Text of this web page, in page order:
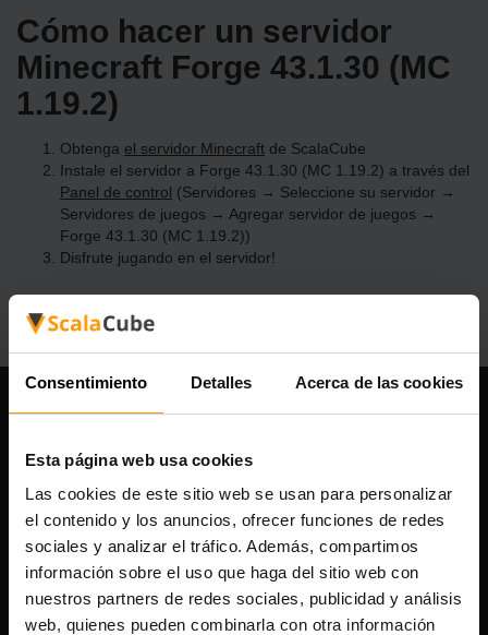
Consentimiento Detalles Acerca de las cookies
Esta página web usa cookies
Las cookies de este sitio web se usan para personalizar
el contenido y los anuncios, ofrecer funciones de redes
sociales y analizar el tráfico. Además, compartimos
información sobre el uso que haga del sitio web con
nuestros partners de redes sociales, publicidad y análisis
web, quienes pueden combinarla con otra información
Cómo hacer un servidor
Minecraft Forge 43.1.30 (MC
1.19.2)
Obtenga el servidor Minecraft de ScalaCube
Instale el servidor a Forge 43.1.30 (MC 1.19.2) a través del
Panel de control (Servidores → Seleccione su servidor →
Servidores de juegos → Agregar servidor de juegos →
Forge 43.1.30 (MC 1.19.2))
Disfrute jugando en el servidor!
Nuestra compañía
Scalable Hosting Solutions OÜ
Código de registro: 14652605
Número de IVA: EE102133820
Dirección: Harju maakond, Tallinn, Kesklinna linnaosa,
Vesivärava tn 50-201, 10152